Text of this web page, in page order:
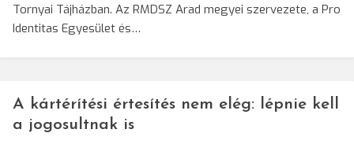
Tornyai Tájházban. Az RMDSZ Arad megyei szervezete, a Pro
Identitas Egyesület és…
A kártérítési értesítés nem elég: lépnie kell
a jogosultnak is